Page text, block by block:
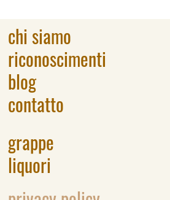
chi siamo
riconoscimenti
blog
contatto
grappe
liquori